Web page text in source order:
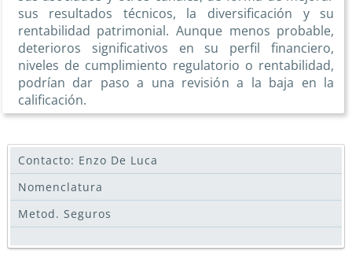
sus resultados técnicos, la diversificación y su
rentabilidad patrimonial. Aunque menos probable,
deterioros significativos en su perfil financiero,
niveles de cumplimiento regulatorio o rentabilidad,
podrían dar paso a una revisión a la baja en la
calificación.
Contacto: Enzo De Luca
Nomenclatura
Metod. Seguros